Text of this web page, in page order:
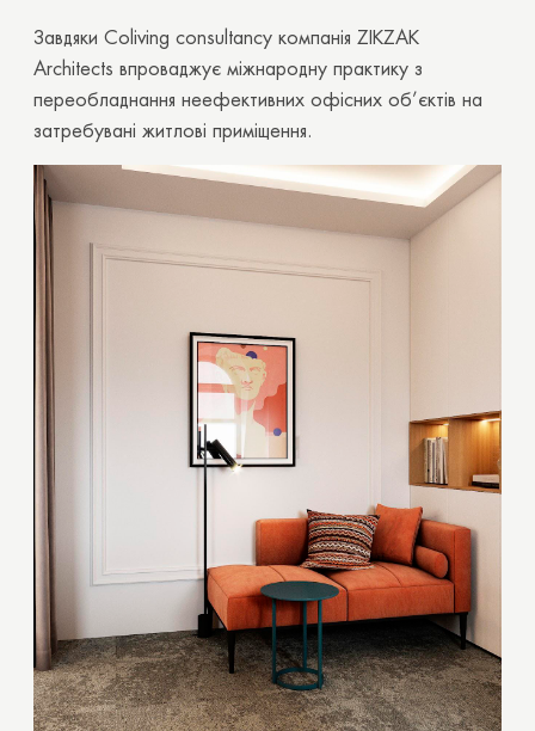
Завдяки Coliving consultancy компанія ZIKZAK
Architects впроваджує міжнародну практику з
переобладнання неефективних офісних об’єктів на
затребувані житлові приміщення.